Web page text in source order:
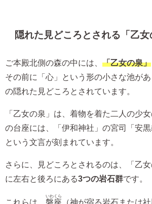
隠れた見どころとされる「乙女
ご本殿北側の森の中には、 「乙女の泉」
その前に「心」という形の小さな池があ
の隠れた見どころとされています。
「乙女の泉」は、着物を着た二人の少
の台座には、「伊和神社」の宮司「安
という文言が刻まれています。
さらに、見どころとされるのは、「乙
に左右と後ろにある3つの岩石群です。
これらは、 磐座
いわくら
（神が宿る岩石または